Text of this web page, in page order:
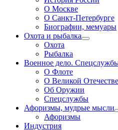
О Москве
О Санкт-Петербурге
Биографии, мемуары
Охота и рыбалка
Охота
Рыбалка
Военное дело.
О Флоте
О Великой
Об Оружии
Спецслужбы
Афоризмы, мудрые мысли
Афоризмы
Индустрия